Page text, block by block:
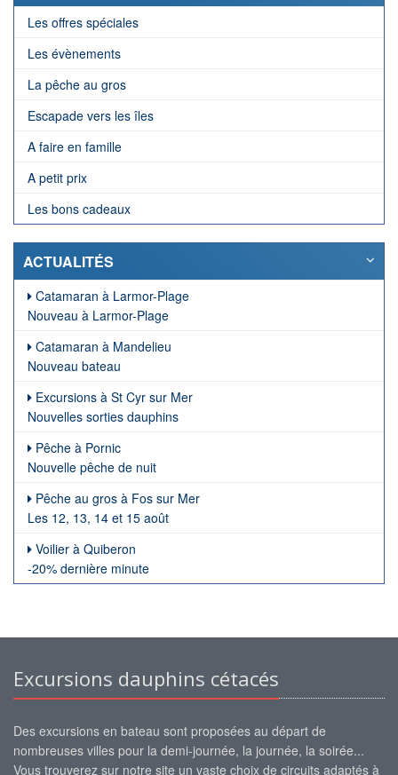
Les offres spéciales
Les évènements
La pêche au gros
Escapade vers les îles
A faire en famille
A petit prix
Les bons cadeaux
ACTUALITÉS
Catamaran à Larmor-Plage
Nouveau à Larmor-Plage
Catamaran à Mandelieu
Nouveau bateau
Excursions à St Cyr sur Mer
Nouvelles sorties dauphins
Pêche à Pornic
Nouvelle pêche de nuit
Pêche au gros à Fos sur Mer
Les 12, 13, 14 et 15 août
Voilier à Quiberon
-20% dernière minute
Excursions dauphins cétacés
Des excursions en bateau sont proposées au départ de
nombreuses villes pour la demi-journée, la journée, la soirée...
Vous trouverez sur notre site un vaste choix de circuits adaptés à